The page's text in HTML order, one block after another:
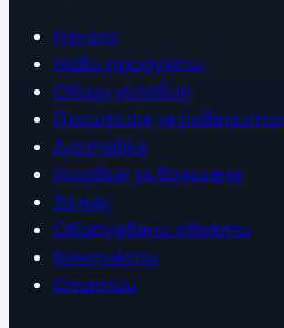
Начало
Нови продукти
Общи условия
Политика за
Доставка
Условия за връщане
За нас
Оборудвани обекти
Контакти
Статии